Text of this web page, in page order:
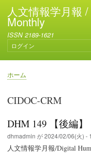
人文情報学月報
Monthly
ISSN 2189-1621
ユ
ー
ザ
ー
カ
ン
ト
メ
ニ
ログイン
パ
く
ホーム
CIDOC-CRM
DHM 149 【後編】
dhmadmin が2024/02/06(火) -
人文情報学月報/Digital